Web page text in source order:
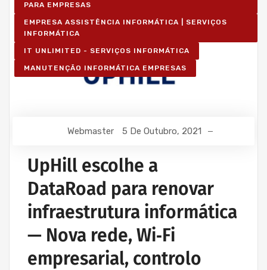
PARA EMPRESAS
EMPRESA ASSISTÊNCIA INFORMÁTICA | SERVIÇOS
INFORMÁTICA
IT UNLIMITED - SERVIÇOS INFORMÁTICA
MANUTENÇÃO INFORMÁTICA EMPRESAS
Webmaster 5 De Outubro, 2021
UpHill escolhe a
DataRoad para renovar
infraestrutura informática
— Nova rede, Wi‑Fi
empresarial, controlo